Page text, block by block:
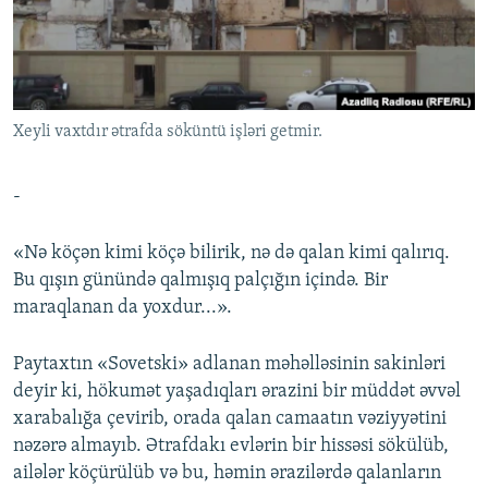
İNFOQRAFIKA
KARIKATURA
AZƏRBAYCAN ƏDƏBIYYATI KITABXANASI
İSLAM VƏ DEMOKRATIYA
İZ - MƏDƏNIYYƏT PROQRAMI
MISSIYAMIZ
PEŞƏ ETIKASI VƏ JURNALISTIKA STANDARTLARIMIZ
MATERIALLARIMIZDAN ISTIFADƏ
AZADLIQRADIOSU MOBIL TELEFONUNUZDA
BIZI IZLƏ
RFE/RL-in bütün saytları
Xeyli vaxtdır ətrafda söküntü işləri getmir.
-
«Nə köçən kimi köçə bilirik, nə də qalan kimi qalırıq.
Bu qışın günündə qalmışıq palçığın içində. Bir
maraqlanan da yoxdur...».
Paytaxtın «Sovetski» adlanan məhəlləsinin sakinləri
deyir ki, hökumət yaşadıqları ərazini bir müddət əvvəl
xarabalığa çevirib, orada qalan camaatın vəziyyətini
nəzərə almayıb. Ətrafdakı evlərin bir hissəsi sökülüb,
ailələr köçürülüb və bu, həmin ərazilərdə qalanların